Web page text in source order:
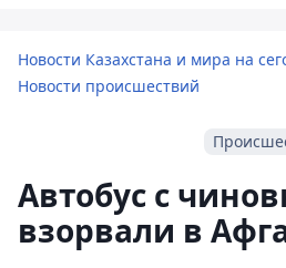
Новости Казахстана и мира на
Новости происшествий
Автобус с
взорвали в